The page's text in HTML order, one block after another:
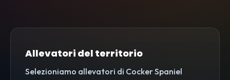
Allevatori del territorio
Selezioniamo allevatori di Cocker Spaniel